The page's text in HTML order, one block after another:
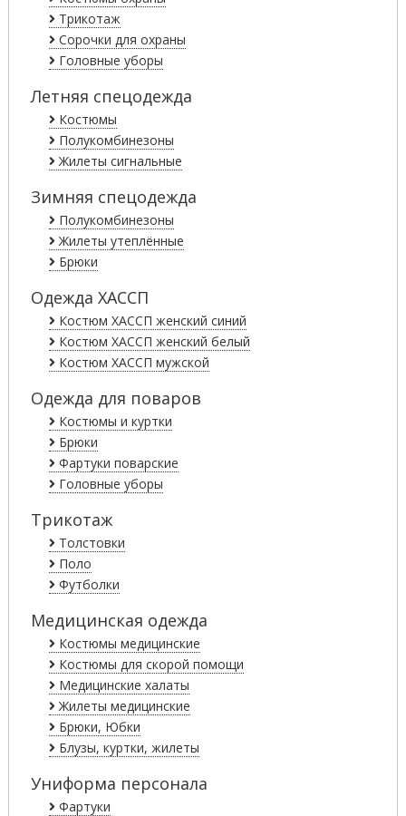
Трикотаж
Сорочки для охраны
Головные уборы
Летняя спецодежда
Костюмы
Полукомбинезоны
Жилеты сигнальные
Зимняя спецодежда
Полукомбинезоны
Жилеты утеплённые
Брюки
Одежда ХАССП
Костюм ХАССП женский синий
Костюм ХАССП женский белый
Костюм ХАССП мужской
Одежда для поваров
Костюмы и куртки
Брюки
Фартуки поварские
Головные уборы
Трикотаж
Толстовки
Поло
Футболки
Медицинская одежда
Костюмы медицинские
Костюмы для скорой помощи
Медицинские халаты
Жилеты медицинские
Брюки, Юбки
Блузы, куртки, жилеты
Униформа персонала
Фартуки